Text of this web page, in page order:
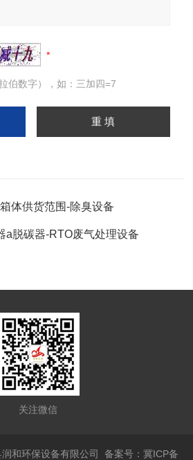
伯数字），如：三加四=7
体供货范围-除臭设备
a脱碳器-RTO废气处理设备
关注微信
润和环保设备有限公司备案号：冀ICP备